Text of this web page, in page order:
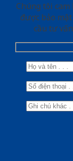
Chúng tôi
được bảo
cầu tư